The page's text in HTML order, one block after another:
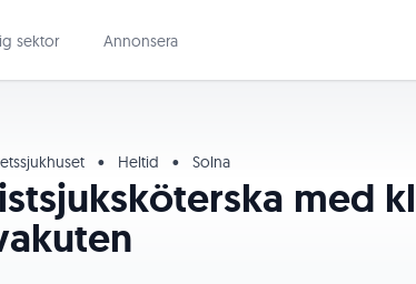
sektor Annonsera
• Heltid • Solna
med